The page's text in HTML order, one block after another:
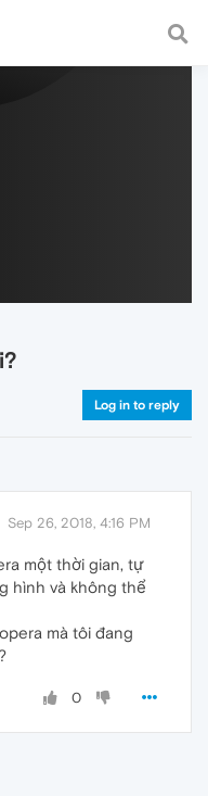
a fast and
Log in to reply
Sep 26, 2018, 4:16 PM
một thời gian, tự
hình và không thể
mà tôi đang
0